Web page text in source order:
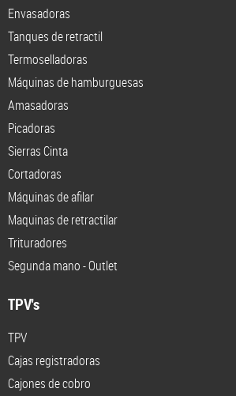
Envasadoras
Tanques de retractil
Termoselladoras
Máquinas de hamburguesas
Amasadoras
Picadoras
Sierras Cinta
Cortadoras
Máquinas de afilar
Maquinas de retractilar
Trituradores
Segunda mano - Outlet
TPV's
TPV
Cajas registradoras
Cajones de cobro